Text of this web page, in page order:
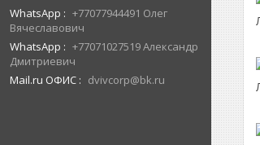
WhatsApp
+77077944491 Олег
Вячеславович
WhatsApp
+77071027519 Александр
Дмитриевич
Mail.ru ОФИС
dvivcorp@bk.ru